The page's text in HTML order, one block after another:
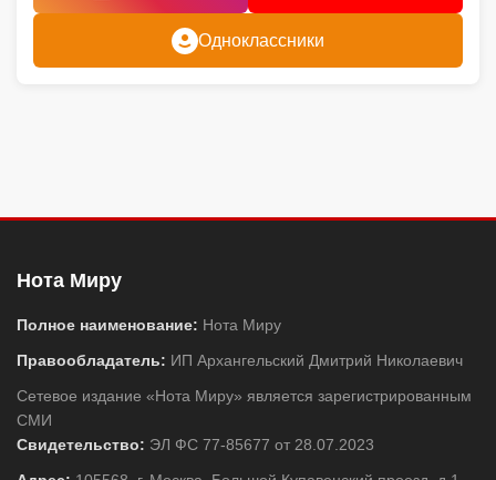
Одноклассники
Нота Миру
Полное наименование: Нота Миру
Правообладатель: ИП Архангельский Дмитрий Николаевич
Сетевое издание «Нота Миру» является зарегистрированным
СМИ
Свидетельство: ЭЛ ФС 77-85677 от 28.07.2023